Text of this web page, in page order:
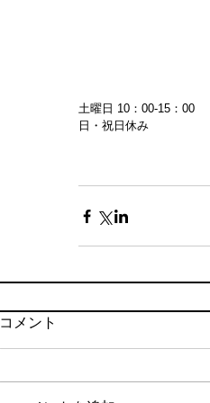
土曜日 10：00-15：00
日・祝日休み
コメント